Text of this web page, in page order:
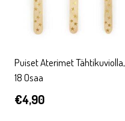
Puiset Aterimet Tähtikuviolla,
18 Osaa
€4,90